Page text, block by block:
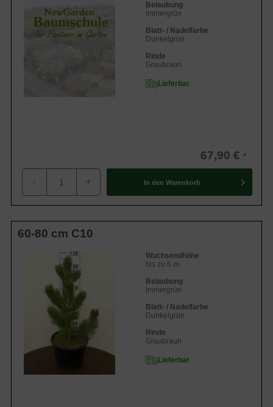
Belaubung
Immergrün
Blatt- / Nadelfarbe
Dunkelgrün
Rinde
Graubraun
Lieferbar
67,90 €
- + In den Warenkorb
60-80 cm C10
Wuchsendhöhe
bis zu 6 m
Belaubung
Immergrün
Blatt- / Nadelfarbe
Dunkelgrün
Rinde
Graubraun
Lieferbar